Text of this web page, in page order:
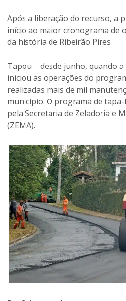
Após a liberação do recurso, a
início ao maior cronograma de
da história de Ribeirão Pires
Tapou – desde junho, quando
iniciou as operações do
realizadas mais de mil
município. O programa de
pela Secretaria de Zeladoria e
(ZEMA).